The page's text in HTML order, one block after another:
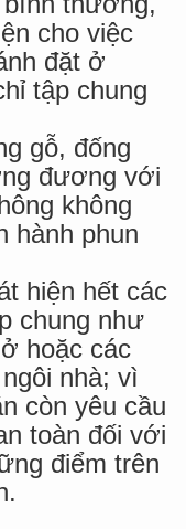
cho việc
đặt ở
tập chung
gỗ, đống
đương với
không
hành phun
hiện hết các
chung như
hoặc các
nhà; vì
còn yêu cầu
toàn đối với
điểm trên